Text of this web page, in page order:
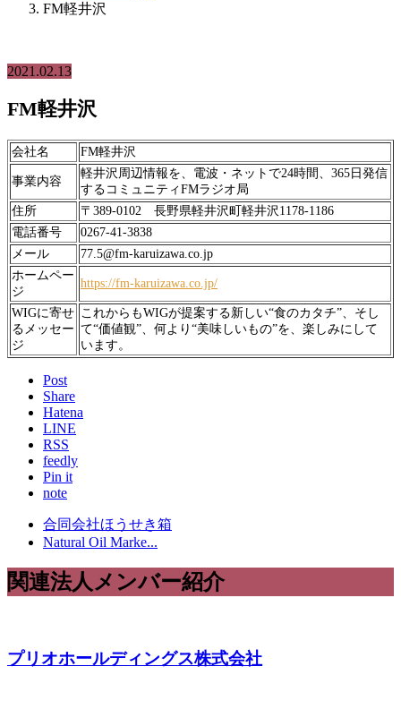
FM軽井沢
2021.02.13
FM軽井沢
会社名 FM軽井沢
事業内容
軽井沢周辺情報を、電波・ネットで24時間、365日発信
するコミュニティFMラジオ局
住所
〒389-0102 長野県軽井沢町軽井沢1178-1186
電話番号
0267-41-3838
メール
77.5@fm-karuizawa.co.jp
ホームペー
ジ
https://fm-karuizawa.co.jp/
WIGに寄せ
るメッセー
ジ
これからもWIGが提案する新しい“食のカタチ”、そし
て“価値観”、何より“美味しいもの”を、楽しみにして
います。
Post
Share
Hatena
LINE
RSS
feedly
Pin it
note
合同会社ほうせき箱
Natural Oil Marke...
関連法人メンバー紹介
プリオホールディングス株式会社